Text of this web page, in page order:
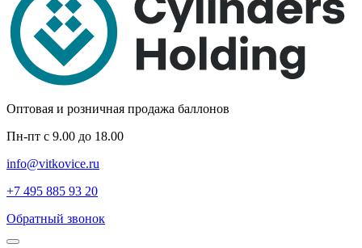
Оптовая и розничная продажа баллонов
Пн-пт с 9.00 до 18.00
info@vitkovice.ru
+7 495 885 93 20
Обратный звонок